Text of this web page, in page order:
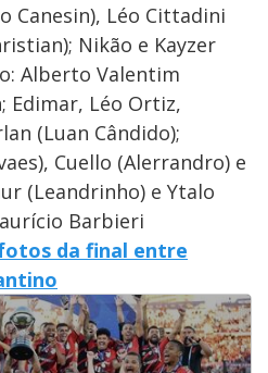
Canesin), Léo Cittadini
Nikão e Kayzer
Alberto Valentim
Edimar, Léo Ortiz,
(Luan Cândido);
Cuello (Alerrandro) e
(Leandrinho) e Ytalo
Barbieri
da final entre